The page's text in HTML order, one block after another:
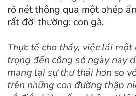
rõ nét thông qua một phép
rất đời thường: con gà.
Thực tế cho thấy, việc lái một
trọng đến công sở ngày nay
mang lại sự thư thái hơn so
trên những con đường thập